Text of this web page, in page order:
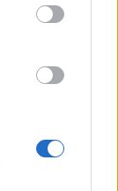
#89893